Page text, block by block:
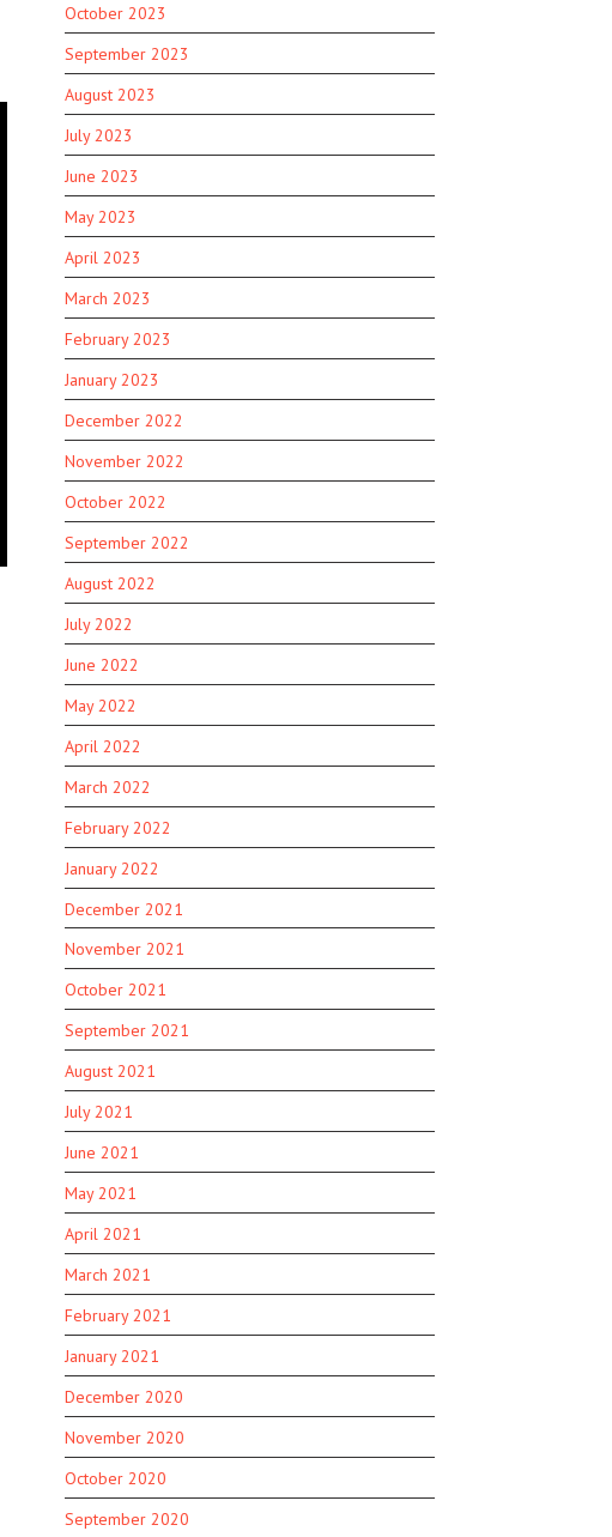
October 2023
September 2023
August 2023
July 2023
June 2023
May 2023
April 2023
March 2023
February 2023
January 2023
December 2022
November 2022
October 2022
September 2022
August 2022
July 2022
June 2022
May 2022
April 2022
March 2022
February 2022
January 2022
December 2021
November 2021
October 2021
September 2021
August 2021
July 2021
June 2021
May 2021
April 2021
March 2021
February 2021
January 2021
December 2020
November 2020
October 2020
September 2020